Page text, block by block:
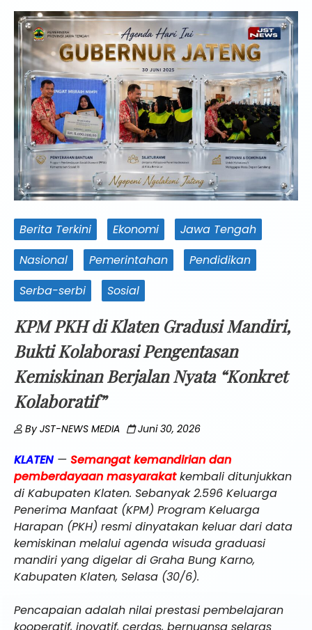
Berita Terkini Ekonomi
Jawa Tengah
Nasional
Pemerintahan
Pendidikan
Serba-serbi
Sosial
KPM PKH di Klaten Gradusi Mandiri,
Bukti Kolaborasi Pengentasan
Kemiskinan Berjalan Nyata “Konkret
Kolaboratif”
ByJST-NEWS MEDIA Juni 30, 2026
KLATEN — Semangat kemandirian dan
pemberdayaan masyarakat kembali ditunjukkan
di Kabupaten Klaten. Sebanyak 2.596 Keluarga
Penerima Manfaat (KPM) Program Keluarga
Harapan (PKH) resmi dinyatakan keluar dari data
kemiskinan melalui agenda wisuda graduasi
mandiri yang digelar di Graha Bung Karno,
Kabupaten Klaten, Selasa (30/6).
Pencapaian adalah nilai prestasi pembelajaran